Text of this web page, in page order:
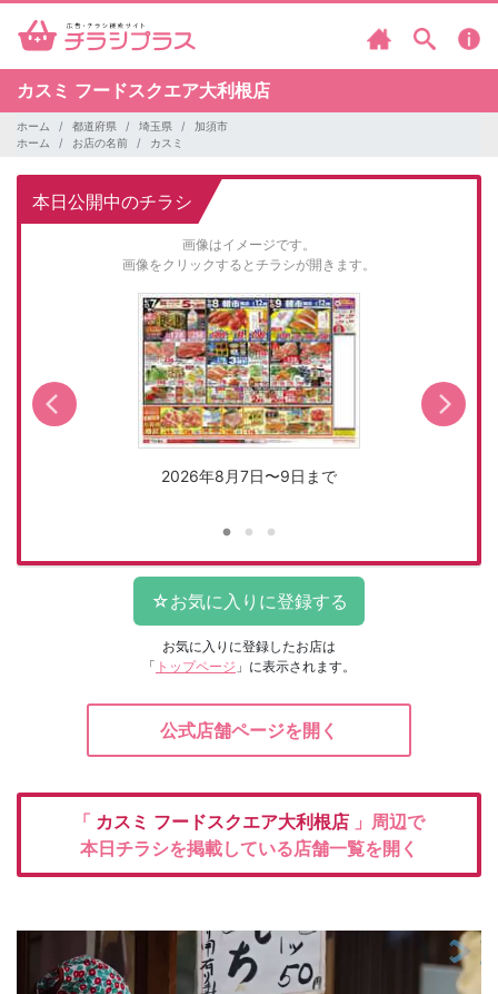
カスミ フードスクエア大利根店
ホーム 都道府県 埼玉県
加須市
ホーム
お店の名前 カスミ
本日公開中のチラシ
画像はイメージです。
画像をクリックするとチラシが開きます。
2026年8月7日〜9日まで
お気に入りに登録したお店は
「 トップページ 」に表示されます。
公式店舗ページを開く
「 カスミ フードスクエア大利根店 」周辺で
本日チラシを掲載している店舗一覧を開く